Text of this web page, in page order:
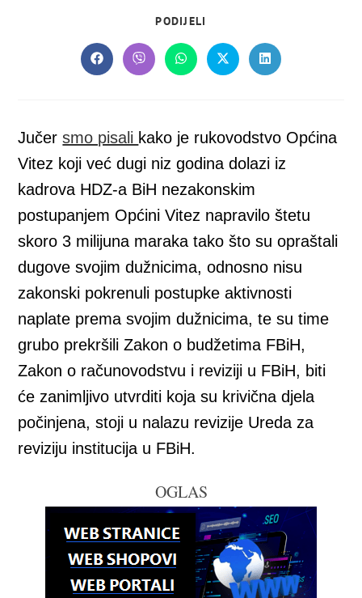
PODIJELI
CONTENT
Opens
in
Opens
in
Opens
in
Opens
in
Opens
in
Jučersmo pisali kako je rukovodstvo Općina
Vitez koji već dugi niz godina dolazi iz
kadrova HDZ-a BiH nezakonskim
postupanjem Općini Vitez napravilo štetu
skoro 3 milijuna maraka tako što su opraštali
dugove svojim dužnicima, odnosno nisu
zakonski pokrenuli postupke aktivnosti
naplate prema svojim dužnicima, te su time
grubo prekršili Zakon o budžetima FBiH,
Zakon o računovodstvu i reviziji u FBiH, biti
će zanimljivo utvrditi koja su krivična djela
počinjena, stoji u nalazu revizije Ureda za
reviziju institucija u FBiH.
OGLAS